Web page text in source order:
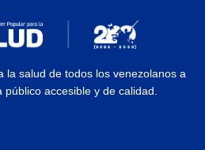
la salud de todos los venezolanos a
accesible y de calidad.